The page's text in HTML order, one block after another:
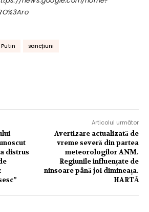
Putin sancțiuni
distrus
Articolul următor
Avertizare actualizată de
vreme severă din partea
meteorologilor ANM.
Regiunile influențate de
ninsoare până joi dimineața.
HARTĂ